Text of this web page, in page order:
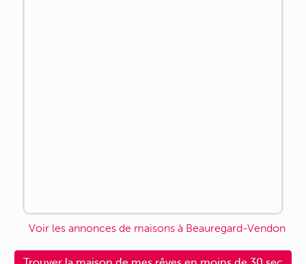
Voir les annonces de maisons à Beauregard-Vendon